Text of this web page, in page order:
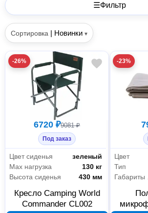
☰Фильтр
Сортировка | Новинки ▾
-26%
6720 ₽9081 ₽
Под заказ
Цвет сиденья
зеленый
Max нагрузка
130 кг
Высота сиденья
430 мм
Кресло Camping World
Commander CL002
-23%
Цвет
Тип